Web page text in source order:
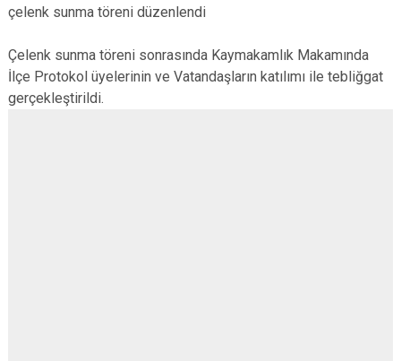
Kula
çelenk sunma töreni düzenlendi
Çelenk sunma töreni sonrasında Kaymakamlık Makamında
İlçe Protokol üyelerinin ve Vatandaşların katılımı ile tebliğgat
gerçekleştirildi.